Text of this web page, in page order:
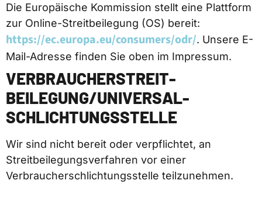
Die Europäische Kommission stellt eine Plattform
zur Online-Streitbeilegung (OS) bereit:
https://ec.europa.eu/consumers/odr/. Unsere E-
Mail-Adresse finden Sie oben im Impressum.
VERBRAUCHER­STREIT­
BEILEGUNG/UNIVERSAL­
SCHLICHTUNGS­STELLE
Wir sind nicht bereit oder verpflichtet, an
Streitbeilegungsverfahren vor einer
Verbraucherschlichtungsstelle teilzunehmen.